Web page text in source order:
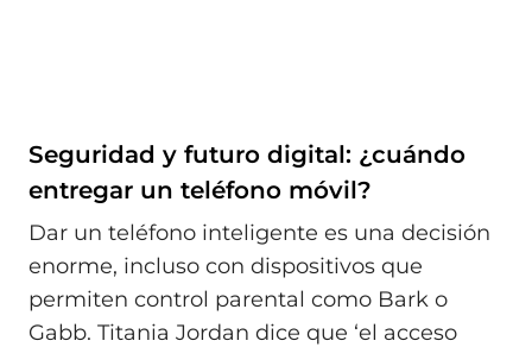
Seguridad y futuro digital: ¿cuándo
entregar un teléfono móvil?
Dar un teléfono inteligente es una decisión
enorme, incluso con dispositivos que
permiten control parental como Bark o
Gabb. Titania Jordan dice que ‘el acceso